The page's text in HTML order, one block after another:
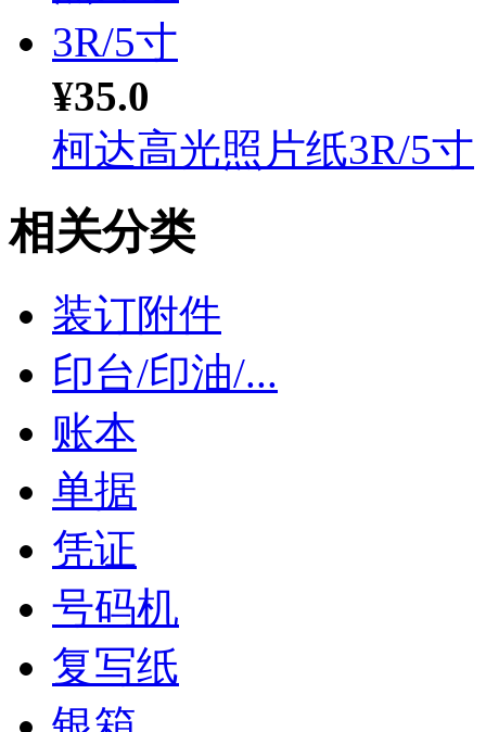
¥35.0
柯达高光照片纸3R/5寸
相关分类
装订附件
印台/印油/...
账本
单据
凭证
号码机
复写纸